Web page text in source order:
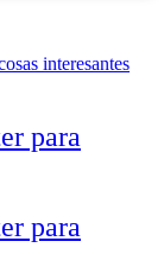
interesantes
para
para